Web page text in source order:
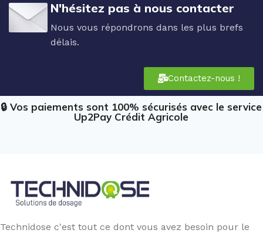
N'hésitez pas à nous contacter
Nous vous répondrons dans les plus brefs
délais.
Contactez-nous !
🔒 Vos paiements sont 100% sécurisés avec le service
Up2Pay Crédit Agricole
Technidose c'est tout ce dont vous avez besoin pour le